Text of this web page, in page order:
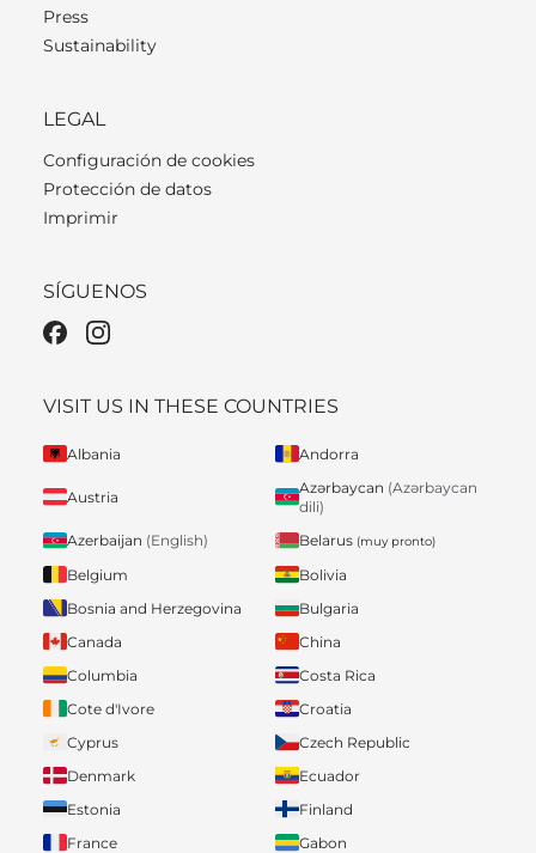
Press
Sustainability
LEGAL
Configuración de cookies
Protección de datos
Imprimir
SÍGUENOS
VISIT US IN THESE COUNTRIES
Albania Andorra
Austria
Azərbaycan (Azərbaycan
dili)
Azerbaijan (English) Belarus (muy pronto)
Belgium
Bolivia
Bosnia and Herzegovina
Bulgaria
Canada
China
Columbia
Costa Rica
Cote d'Ivore
Croatia
Cyprus
Czech Republic
Denmark
Ecuador
Estonia
Finland
France
Gabon